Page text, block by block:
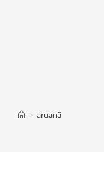
> aruanã